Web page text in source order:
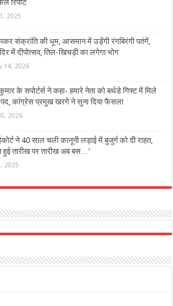
रिपोर्ट
2025
संक्रांति की धूम, आसमान में उड़ेंगी रंगबिरंगी पतंगें,
में दीपोत्सव, तिल-खिचड़ी का लगेगा भोग
14, 2026
के सपोर्टर्स ने कहा- हमारे नेता को बर्थडे गिफ्ट में मिले
पद, कांग्रेस प्रमुख खरगे ने सुना दिया फैसला
2026
ने 40 साल चली कानूनी लड़ाई में बुजुर्ग को दी राहत,
हुई तारीख पर तारीख अब बस…’
2025